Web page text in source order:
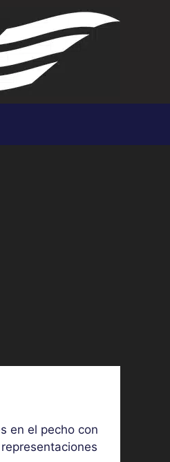
en el pecho con